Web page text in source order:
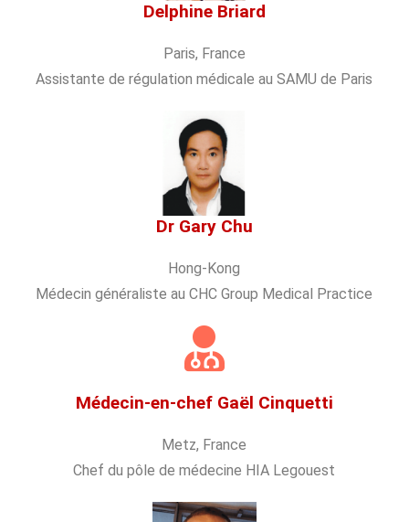
Delphine Briard
Paris, France
Assistante de régulation médicale au SAMU de Paris
Dr Gary Chu
Hong-Kong
Médecin généraliste au CHC Group Medical Practice
Médecin-en-chef Gaël Cinquetti
Metz, France
Chef du pôle de médecine HIA Legouest